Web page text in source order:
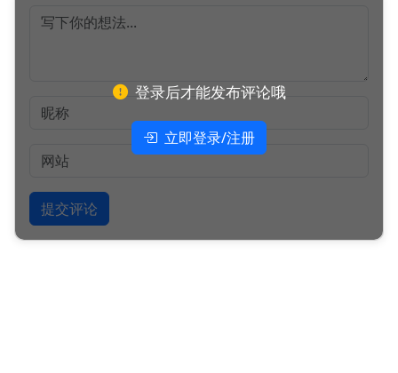
登录后才能发布评论哦
立即登录/注册
提交评论